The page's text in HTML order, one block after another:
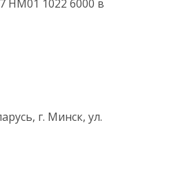
HM01 1022 6000 в
г. Минск, ул.